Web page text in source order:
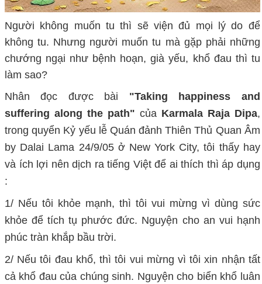
Người không muốn tu thì sẽ viện đủ mọi lý do để
không tu. Nhưng người muốn tu mà gặp phải những
chướng ngại như bệnh hoạn, già yếu, khổ đau thì tu
làm sao?
Nhân đọc được bài "Taking happiness and
suffering along the path" của Karmala Raja Dipa,
trong quyển Kỷ yếu lễ Quán đảnh Thiên Thủ Quan Âm
by Dalai Lama 24/9/05 ở New York City, tôi thấy hay
và ích lợi nên dịch ra tiếng Việt để ai thích thì áp dụng
:
1/ Nếu tôi khỏe mạnh, thì tôi vui mừng vì dùng sức
khỏe để tích tụ phước đức. Nguyện cho an vui hạnh
phúc tràn khắp bầu trời.
2/ Nếu tôi đau khổ, thì tôi vui mừng vì tôi xin nhận tất
cả khổ đau của chúng sinh. Nguyện cho biển khổ luân